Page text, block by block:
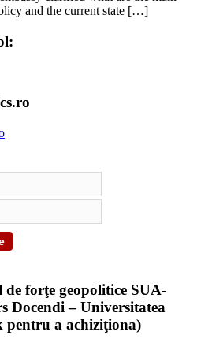
and the current state […]
forţe geopolitice SUA-
Docendi – Universitatea
pentru a achiziţiona)